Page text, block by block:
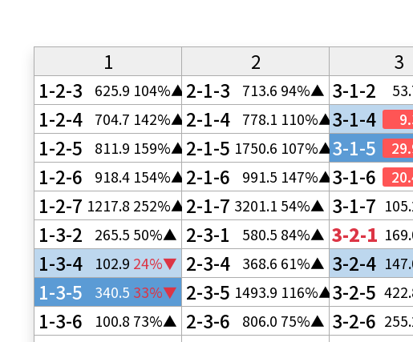
1 2 3
1-2-3
625.9 104%▲ 2-1-3 713.6 94%▲ 3-1-2
1-2-4 704.7 142%▲ 2-1-4 778.1 110%▲3-1-4
1-2-5 811.9 159%▲ 2-1-5 1750.6 107%▲3-1-5
1-2-6 918.4 154%▲ 2-1-6 991.5 147%▲3-1-6
1-2-7 1217.8 252%▲ 2-1-7 3201.1 54%▲ 3-1-7
1-3-2 265.5 50%▲ 2-3-1 580.5 84%▲ 3-2-1
1-3-4 102.9 24%▼ 2-3-4 368.6 61%▲ 3-2-4
1-3-5 340.5 33%▼ 2-3-5 1493.9 116%▲3-2-5
1-3-6 100.8 73%▲ 2-3-6 806.0 75%▲ 3-2-6